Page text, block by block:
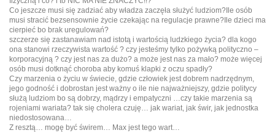
Co jeszcze musi się zadziać aby władza zaczęła służyć ludziom?Ile osób
musi stracić bezsensownie życie czekając na regulacje prawne?Ile dzieci ma
cierpieć bo brak uregulowań?
szczerze się zastanawiam nad istotą i wartością ludzkiego życia? dla kogo
ona stanowi rzeczywista wartość ? czy jesteśmy tylko pożywką polityczno –
korporacyjną ? czy jest nas za dużo? a może jest nas za mało? może więcej
osób musi dotknąć choroba aby komuś klapki z oczu spadły?
Czy marzenia o życiu w świecie, gdzie człowiek jest dobrem nadrzędnym,
jego godność i dobrostan jest ważny o ile nie najważniejszy, gdzie politycy
służą ludziom bo są dobrzy, mądrzy i empatyczni …czy takie marzenia są
rojeniami wariata? tak się cholera czuję… jak wariat, jak świr, jak jednostka
niedostosowana…
Z resztą… mogę być świrem… Max jest tego wart…